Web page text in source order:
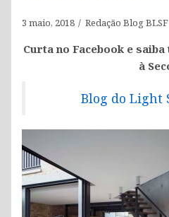
3 maio, 2018 Redação Blog BLSF
Curta no Facebook e
à
Blog do Light